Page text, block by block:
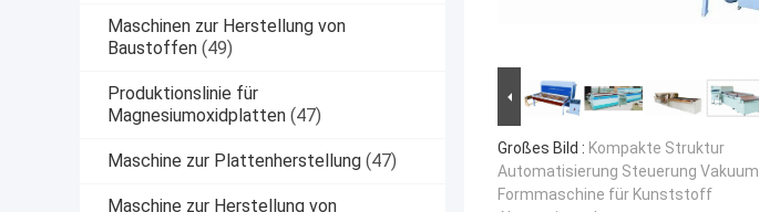
Maschinen zur Herstellung von
Baustoffen (49)
Produktionslinie für
Magnesiumoxidplatten (47)
Maschine zur Plattenherstellung (47)
Maschine zur Herstellung von
Großes Bild : Kompakte Struktur
Automatisierung Steuerung Vakuum
Formmaschine für Kunststoff